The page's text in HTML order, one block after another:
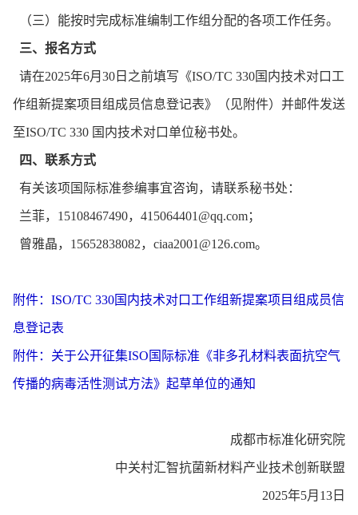
（三）能按时完成标准编制工作组分配的各项工作任务。
三、报名方式
请在2025年6月30日之前填写《ISO/TC 330国内技术对口工
作组新提案项目组成员信息登记表》（见附件）并邮件发送
至ISO/TC 330 国内技术对口单位秘书处。
四、联系方式
有关该项国际标准参编事宜咨询，请联系秘书处：
兰菲，15108467490，415064401@qq.com；
曾雅晶，15652838082，ciaa2001@126.com。
附件：ISO/TC 330国内技术对口工作组新提案项目组成员信
息登记表
附件：关于公开征集ISO国际标准《非多孔材料表面抗空气
传播的病毒活性测试方法》起草单位的通知
成都市标准化研究院
中关村汇智抗菌新材料产业技术创新联盟
2025年5月13日